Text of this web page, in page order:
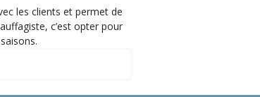
les clients et permet de
c’est opter pour